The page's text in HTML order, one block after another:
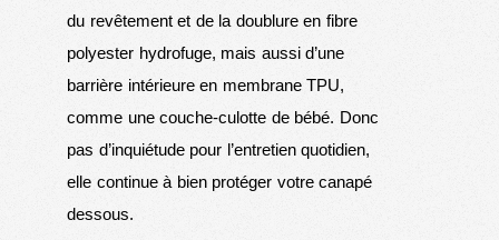
du revêtement et de la doublure en fibre
polyester hydrofuge, mais aussi d’une
barrière intérieure en membrane TPU,
comme une couche-culotte de bébé. Donc
pas d’inquiétude pour l’entretien quotidien,
elle continue à bien protéger votre canapé
dessous.